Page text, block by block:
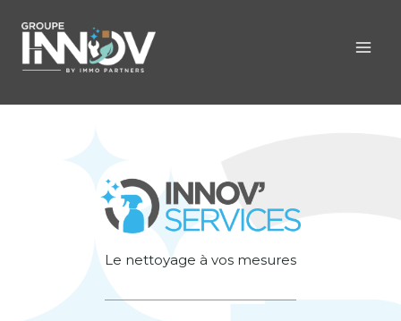
Le nettoyage à vos mesures